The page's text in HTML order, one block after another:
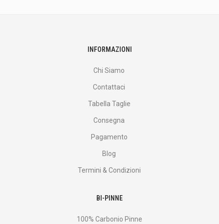
INFORMAZIONI
Chi Siamo
Contattaci
Tabella Taglie
Consegna
Pagamento
Blog
Termini & Condizioni
BI-PINNE
100% Carbonio Pinne